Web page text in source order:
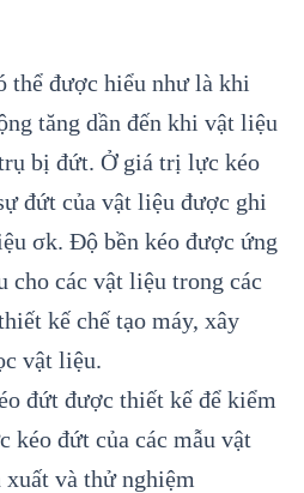
thể được hiểu như là khi
tăng dần đến khi vật liệu
bị đứt. Ở giá trị lực kéo
đứt của vật liệu được ghi
σk. Độ bền kéo được ứng
cho các vật liệu trong các
kế chế tạo máy, xây
vật liệu.
đứt được thiết kế để kiểm
kéo đứt của các mẫu vật
và thử nghiệm